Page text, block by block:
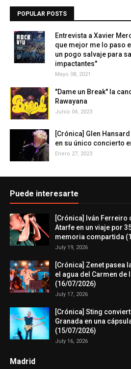
POPULAR POSTS
Entrevista a Xavier
que mejor me lo paso
un pogo salvaje para
impactantes"
Mayo 08, 2021
"Dame un Break" la
Rawayana
Junio 04, 2023
[Crónica] Glen
en su único concierto
Enero 27, 2023
Puede interesarte
[Crónica] Iván Ferreiro
Atarfe en un viaje por
memoria compartida
July 19, 2026
[Crónica] Zenet pasea
el agua del Carmen de
(16/07/2026)
July 17, 2026
[Crónica] Sting
Granada en una
(15/07/2026)
July 16, 2026
Madrid